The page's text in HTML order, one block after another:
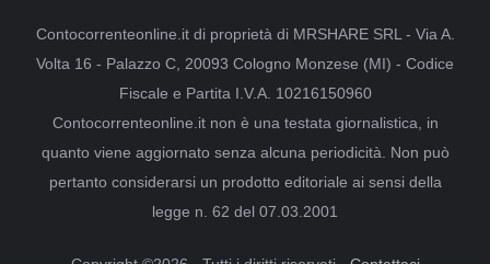
Contocorrenteonline.it di proprietà di MRSHARE SRL - Via A.
Volta 16 - Palazzo C, 20093 Cologno Monzese (MI) - Codice
Fiscale e Partita I.V.A. 10216150960
Contocorrenteonline.it non è una testata giornalistica, in
quanto viene aggiornato senza alcuna periodicità. Non può
pertanto considerarsi un prodotto editoriale ai sensi della
legge n. 62 del 07.03.2001